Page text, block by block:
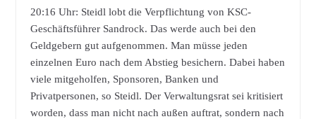
20:16 Uhr: Steidl lobt die Verpflichtung von KSC-
Geschäftsführer Sandrock. Das werde auch bei den
Geldgebern gut aufgenommen. Man müsse jeden
einzelnen Euro nach dem Abstieg besichern. Dabei haben
viele mitgeholfen, Sponsoren, Banken und
Privatpersonen, so Steidl. Der Verwaltungsrat sei kritisiert
worden, dass man nicht nach außen auftrat, sondern nach